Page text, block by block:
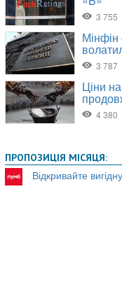
ПРОПОЗИЦІЯ МІСЯЦЯ:
Відкривайте